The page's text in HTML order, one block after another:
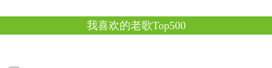
我喜欢的老歌Top500